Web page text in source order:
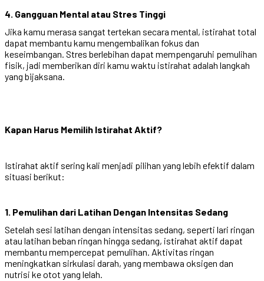
4. Gangguan Mental atau Stres Tinggi
Jika kamu merasa sangat tertekan secara mental, istirahat total
dapat membantu kamu mengembalikan fokus dan
keseimbangan. Stres berlebihan dapat mempengaruhi pemulihan
fisik, jadi memberikan diri kamu waktu istirahat adalah langkah
yang bijaksana.
Kapan Harus Memilih Istirahat Aktif?
Istirahat aktif sering kali menjadi pilihan yang lebih efektif dalam
situasi berikut:
1. Pemulihan dari Latihan Dengan Intensitas Sedang
Setelah sesi latihan dengan intensitas sedang, seperti lari ringan
atau latihan beban ringan hingga sedang, istirahat aktif dapat
membantu mempercepat pemulihan. Aktivitas ringan
meningkatkan sirkulasi darah, yang membawa oksigen dan
nutrisi ke otot yang lelah.